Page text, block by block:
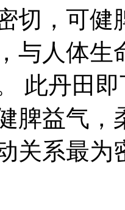
切，可
与人体生
此丹田
脾益气，
关系最为